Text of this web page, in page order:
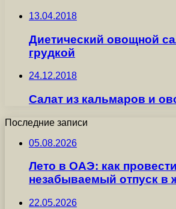
13.04.2018
Диетический овощной
грудкой
24.12.2018
Салат из кальмаров и
Последние записи
05.08.2026
Лето в ОАЭ: как провести
незабываемый отпуск в
22.05.2026